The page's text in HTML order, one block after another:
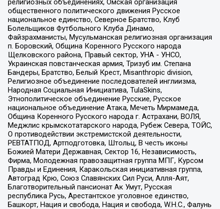
религиозных объединениях, Омская организация
общественного политического движения Русское
национальное единство, Северное Братство, Клуб
Болельщиков Футбольного Клуба Динамо,
Файзрахманисты, Мусульманская религиозная организация
п. Боровский, Община Коренного Русского народа
Щелковского района, Правый сектор, УНА - УНСО,
Украинская повстанческая армия, Тризуб им. Степана
Бандеры, Братство, Белый Крест, Misanthropic division,
Религиозное объединение последователей инглиизма,
Народная Социальная Инициатива, TulaSkins,
Этнополитическое объединение Русские, Русское
национальное объединение Атака, Мечеть Мирмамеда,
Община Коренного Русского народа г. Астрахани, ВОЛЯ,
Меджлис крымскотатарского народа, Рубеж Севера, ТОЙС,
О противодействии экстремистской деятельности,
РЕВТАТПОД, Артподготовка, Штольц, В честь иконы
Божией Матери Державная, Сектор 16, Независимость,
Фирма, Молодежная правозащитная группа МПГ, Курсом
Правды и Единения, Каракольская инициативная группа,
Автоград Крю, Союз Славянских Сил Руси, Алля-Аят,
Благотворительный пансионат Ак Умут, Русская
республика Русь, Арестантское уголовное единство,
Башкорт, Нация и свобода, Нация и свобода, W.H.С., Фалунь